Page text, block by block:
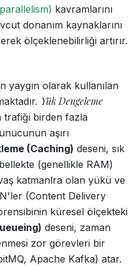
kavramlarını
donanım kaynaklarını
ölçeklenebilirliği artırır.
yaygın olarak kullanılan
Yük Dengeleme
trafiği birden fazla
aşırı
(Caching) deseni, sık
(genellikle RAM)
katmanlra olan yükü ve
(Content Delivery
küresel ölçekteki
deseni, zaman
zor görevleri bir
Apache Kafka) atar.